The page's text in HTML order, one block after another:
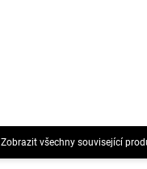
Zobrazit všechny související